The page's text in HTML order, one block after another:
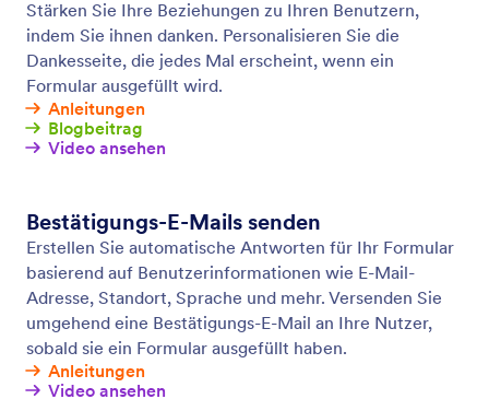
Formular Aktivieren & Deaktivieren
Wählen Sie, wann Sie Antworten annehmen wollen.
Aktivieren oder deaktivieren Sie Ihr Formular
automatisch, wenn ein bestimmtes Ablaufdatum